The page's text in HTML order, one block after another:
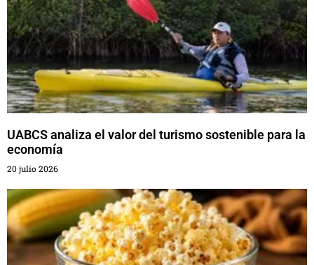
UABCS analiza el valor del turismo sostenible para la
economía
20 julio 2026